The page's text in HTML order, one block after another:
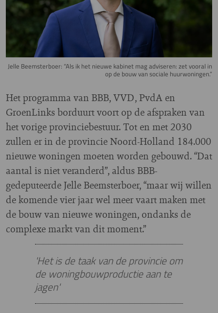
Jelle Beemsterboer: “Als ik het nieuwe kabinet mag adviseren: zet vooral in
op de bouw van sociale huurwoningen.”
Het programma van BBB, VVD, PvdA en
GroenLinks borduurt voort op de afspraken van
het vorige provinciebestuur. Tot en met 2030
zullen er in de provincie Noord-Holland 184.000
nieuwe woningen moeten worden gebouwd. “Dat
aantal is niet veranderd”, aldus BBB-
gedeputeerde Jelle Beemsterboer, “maar wij willen
de komende vier jaar wel meer vaart maken met
de bouw van nieuwe woningen, ondanks de
complexe markt van dit moment.”
'Het is de taak van de provincie om
de woningbouwproductie aan te
jagen'